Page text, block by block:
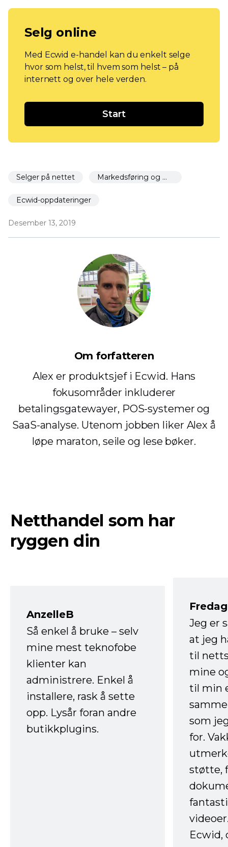
Selg online
Med Ecwid e-handel kan du enkelt selge
hvor som helst, til hvem som helst – på
internett og over hele verden.
Start
Selger på nettet Markedsføring og markedsføring
Ecwid-oppdateringer
Desember 13, 2019
Om forfatteren
Alex er produktsjef i Ecwid. Hans
fokusområder inkluderer
betalingsgatewayer, POS-systemer og
SaaS-analyse. Utenom jobben liker Alex å
løpe maraton, seile og lese bøker.
Netthandel som har
ryggen din
AnzelleB
Så enkel å bruke – selv
mine mest teknofobe
klienter kan
administrere. Enkel å
installere, rask å sette
opp. Lysår foran andre
butikkplugins.
Jeg er
at jeg
til
mine
til min
som
for.
støtte,
Ecwid,